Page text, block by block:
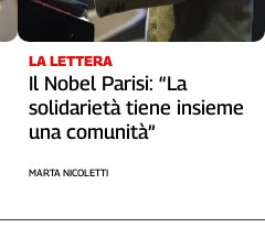
LA LETTERA
Il Nobel Parisi: “La
solidarietà tiene insieme
una comunità”
MARTA NICOLETTI